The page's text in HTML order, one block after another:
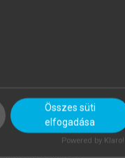
MI – ÁLTALÁNOS IRÁNYELVEK
Összes süti
elfogadása
Powered by Klaro!